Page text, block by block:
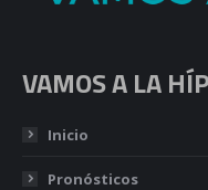
VAMOS A LA
Inicio
Pronósticos